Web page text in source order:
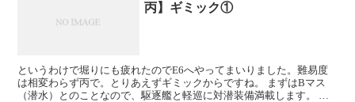
丙】ギミック①
というわけで堀りにも疲れたのでE6へやってまいりました。難易度
は相変わらず丙で。とりあえずギミックからですね。 まずはBマス
（潜水）とのことなので、駆逐艦と軽巡に対潜装備満載します。 編